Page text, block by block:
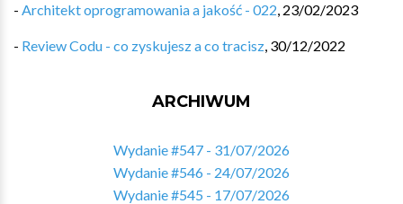
- Architekt oprogramowania a jakość - 022, 23/02/2023
- Review Codu - co zyskujesz a co tracisz, 30/12/2022
ARCHIWUM
Wydanie #547 - 31/07/2026
Wydanie #546 - 24/07/2026
Wydanie #545 - 17/07/2026